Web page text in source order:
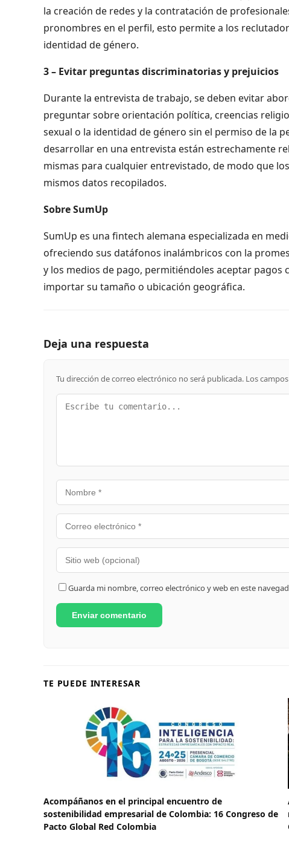
la creación de redes y la contratación de
pronombres en el perfil, esto permite a los
identidad de género.
3 – Evitar preguntas discriminatorias y prejuicios
Durante la entrevista de trabajo, se deben evitar
preguntar sobre orientación política, creencias
sexual o la identidad de género sin el permiso de la
desarrollar en una entrevista están estrechamente
mismas para cualquier entrevistado, de modo que
mismos datos recopilados.
Sobre SumUp
SumUp es una fintech alemana especializada en
ofreciendo sus datáfonos inalámbricos con la
y los medios de pago, permitiéndoles aceptar
importar su tamaño o ubicación geográfica.
Deja una respuesta
Tu dirección de correo electrónico no será publicada. Los
Guarda mi nombre, correo electrónico y web en este
TE PUEDE INTERESAR
Acompáñanos en el principal encuentro de
sostenibilidad empresarial de Colombia: 16 Congreso de
Pacto Global Red Colombia